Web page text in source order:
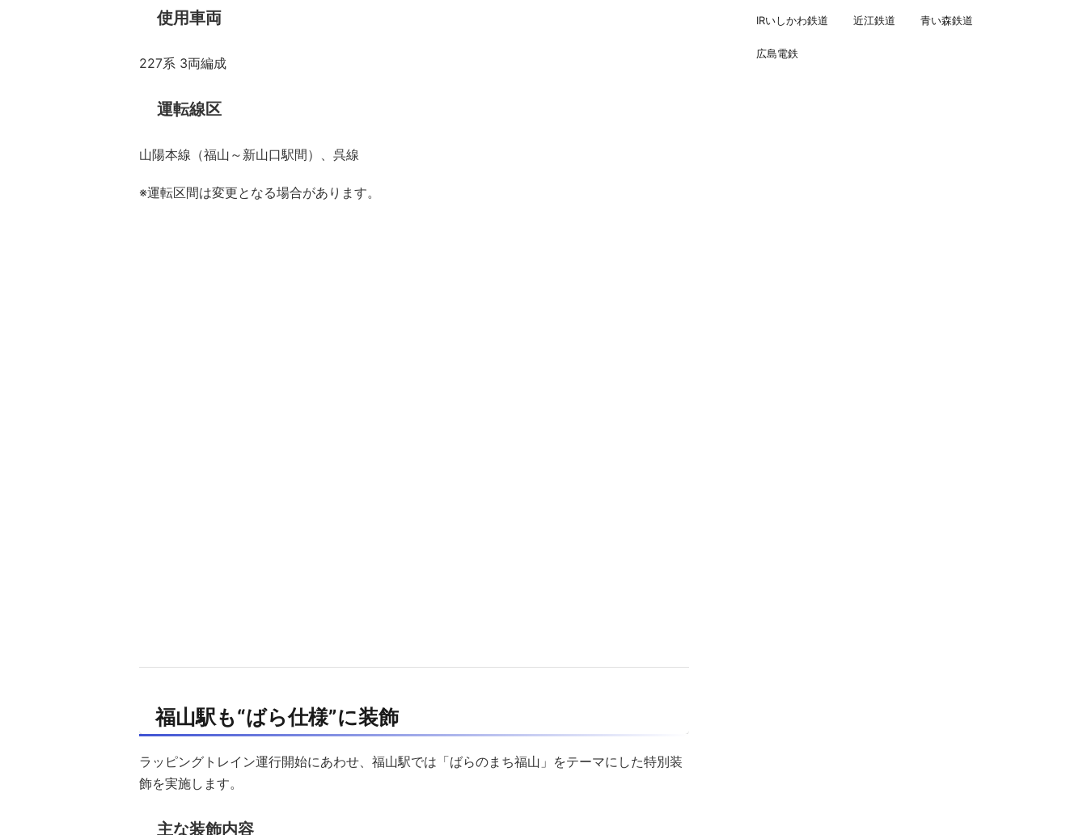
使用車両
227系 3両編成
運転線区
山陽本線（福山～新山口駅間）、呉線
※運転区間は変更となる場合があります。
福山駅も“ばら仕様”に装飾
ラッピングトレイン運行開始にあわせ、福山駅では「ばらのまち福山」をテーマにした特別装
飾を実施します。
主な装飾内容
IRいしかわ鉄道 近江鉄道 青い森鉄道
広島電鉄